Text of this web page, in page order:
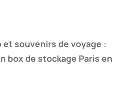
souvenirs de voyage :
box de stockage Paris en